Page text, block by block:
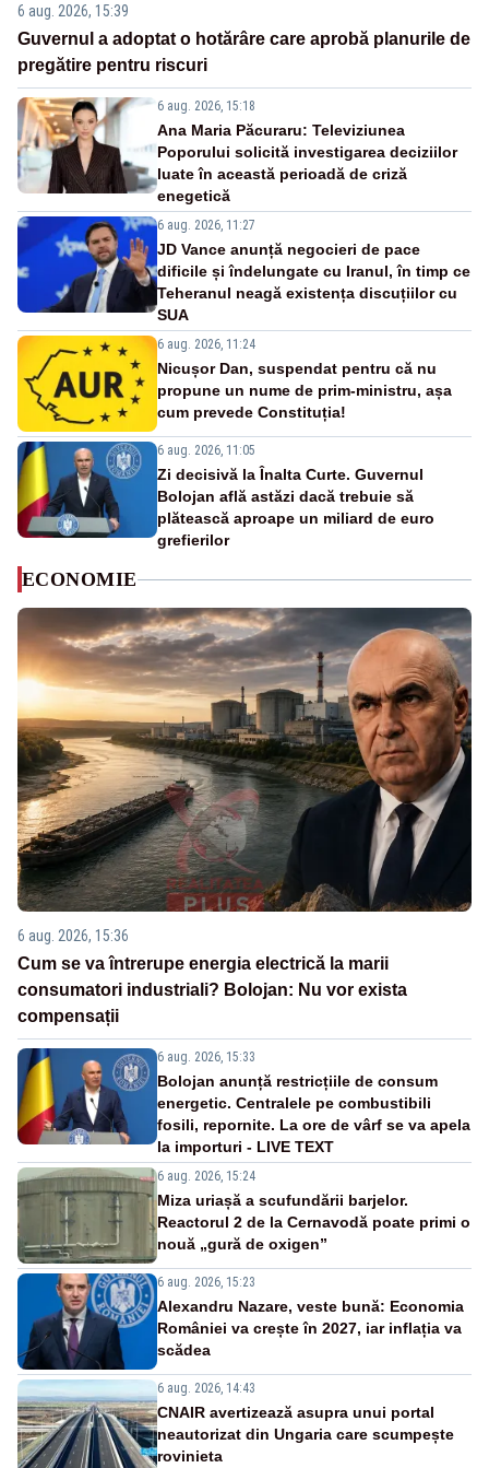
6 aug. 2026, 15:39
Guvernul a adoptat o hotărâre care aprobă planurile de
pregătire pentru riscuri
6 aug. 2026, 15:18
Ana Maria Păcuraru: Televiziunea
Poporului solicită investigarea deciziilor
luate în această perioadă de criză
enegetică
6 aug. 2026, 11:27
JD Vance anunță negocieri de pace
dificile și îndelungate cu Iranul, în timp ce
Teheranul neagă existența discuțiilor cu
SUA
6 aug. 2026, 11:24
Nicușor Dan, suspendat pentru că nu
propune un nume de prim-ministru, așa
cum prevede Constituția!
6 aug. 2026, 11:05
Zi decisivă la Înalta Curte. Guvernul
Bolojan află astăzi dacă trebuie să
plătească aproape un miliard de euro
grefierilor
ECONOMIE
6 aug. 2026, 15:36
Cum se va întrerupe energia electrică la marii
consumatori industriali? Bolojan: Nu vor exista
compensații
6 aug. 2026, 15:33
Bolojan anunță restricțiile de consum
energetic. Centralele pe combustibili
fosili, repornite. La ore de vârf se va apela
la importuri - LIVE TEXT
6 aug. 2026, 15:24
Miza uriașă a scufundării barjelor.
Reactorul 2 de la Cernavodă poate primi o
nouă „gură de oxigen”
6 aug. 2026, 15:23
Alexandru Nazare, veste bună: Economia
României va crește în 2027, iar inflația va
scădea
6 aug. 2026, 14:43
CNAIR avertizează asupra unui portal
neautorizat din Ungaria care scumpește
rovinieta